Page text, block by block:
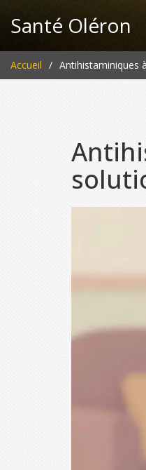
Santé Oléron
Accueil Antihistaminiques